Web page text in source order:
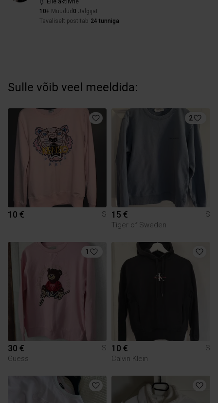
Eile aktiivne
10+ Müüdud 0 Jälgijat
Tavaliselt postitab 24 tunniga
Sulle võib veel meeldida:
10 € S
2
15 €
S
Tiger of Sweden
1
30 €
S
Guess
10 €
S
Calvin Klein